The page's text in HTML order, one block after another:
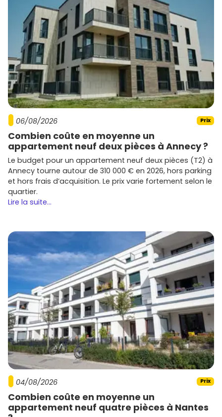
06/08/2026 Prix
Combien coûte en moyenne un
appartement neuf deux pièces à Annecy ?
Le budget pour un appartement neuf deux pièces (T2) à
Annecy tourne autour de 310 000 € en 2026, hors parking
et hors frais d’acquisition. Le prix varie fortement selon le
quartier.
Lire la suite...
04/08/2026 Prix
Combien coûte en moyenne un
appartement neuf quatre pièces à Nantes